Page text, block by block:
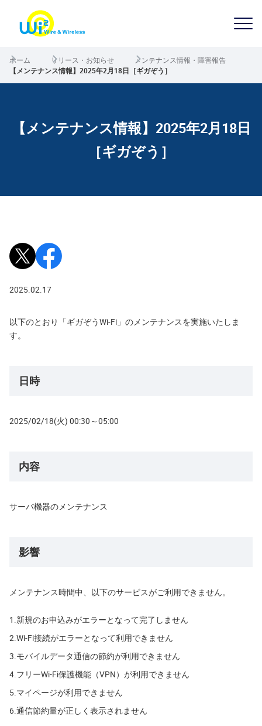
ホーム リリース・お知らせ
メンテナンス情報・障害報告
【メンテナンス情報】2025年2月18日［ギガぞう］
【メンテナンス情報】2025年2月18日
［ギガぞう］
Xで投稿Facebookでシェア
2025.02.17
以下のとおり「ギガぞうWi-Fi」のメンテナンスを実施いたしま
す。
日時
2025/02/18(火) 00:30～05:00
内容
サーバ機器のメンテナンス
影響
メンテナンス時間中、以下のサービスがご利用できません。
1.新規のお申込みがエラーとなって完了しません
2.Wi-Fi接続がエラーとなって利用できません
3.モバイルデータ通信の節約が利用できません
4.フリーWi-Fi保護機能（VPN）が利用できません
5.マイページが利用できません
6.通信節約量が正しく表示されません